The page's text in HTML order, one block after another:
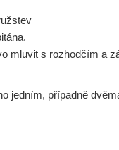
mluvit s rozhodčím a
jedním, případně